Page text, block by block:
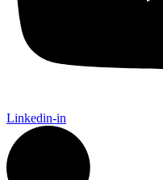
Linkedin-in